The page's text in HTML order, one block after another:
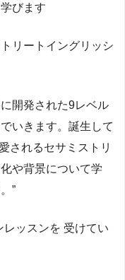
びます
リートイングリッシ
開発された9レベル
いきます。誕生して
されるセサミストリ
や背景について学
”
レッスンを 受けてい